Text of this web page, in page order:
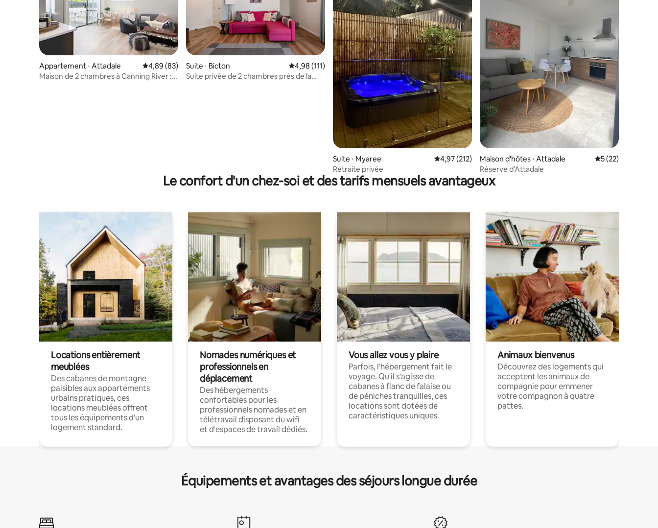
Appartement ⋅ Attadale Évaluation moyenne sur la base de 83 commentaires : 4,89 sur 5
4,89 (83)
Maison de 2 chambres à Canning River : à
Suite ⋅ Bicton Évaluation moyenne sur la base de 111 commentaires : 4,98 sur 5
4,98 (111)
Suite privée de 2 chambres près de la
Suite ⋅ Myaree Évaluation moyenne sur la base de 212 commentaires : 4,97 sur 5
4,97 (212)
Retraite privée
Maison d'hôtes ⋅ Attadale Évaluation
5 (22)
Réserve d'Attadale
Le confort d'un chez-soi et des tarifs mensuels avantageux
Locations entièrement
meublées
Des cabanes de montagne
paisibles aux appartements
urbains pratiques, ces
locations meublées offrent
tous les équipements d'un
logement standard.
Nomades numériques et
professionnels en
déplacement
Des hébergements
confortables pour les
professionnels nomades et en
télétravail disposant du wifi
et d'espaces de travail dédiés.
Vous allez vous y plaire
Parfois, l'hébergement fait le
voyage. Qu'il s'agisse de
cabanes à flanc de falaise ou
de péniches tranquilles, ces
locations sont dotées de
caractéristiques uniques.
Animaux bienvenus
Découvrez des logements qui
acceptent les animaux de
compagnie pour emmener
votre compagnon à quatre
pattes.
Équipements et avantages des séjours longue durée